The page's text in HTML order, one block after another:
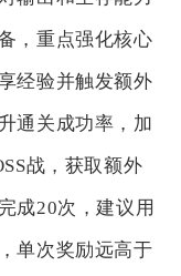
，重点强化核心
经验并触发额外
通关成功率，加
战，获取额外
成20次，建议用
单次奖励远高于